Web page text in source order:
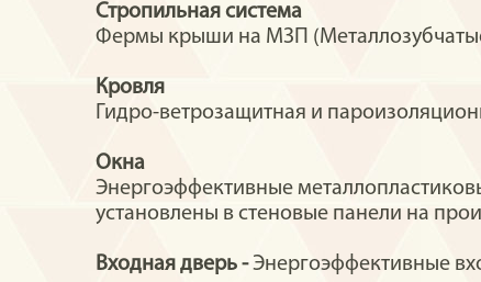
Стропильная система
Фермы крыши на МЗП
Кровля
Гидро-ветрозащитная и
Окна
Энергоэффективные
установлены в стеновые панели на
Входная дверь -Энергоэффективные